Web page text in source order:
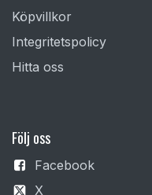
Köpvillkor
Integritetspolicy
Hitta oss
Följ oss
Facebook
X